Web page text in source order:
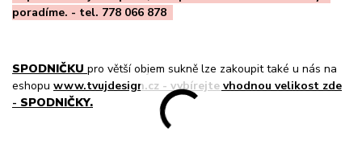
poradíme. - tel. 778 066 878
SPODNIČKU pro větší objem sukně lze zakoupit také u nás na
eshopu www.tvujdesign.cz - vvbírejte vhodnou velikost zde
- SPODNIČKY.